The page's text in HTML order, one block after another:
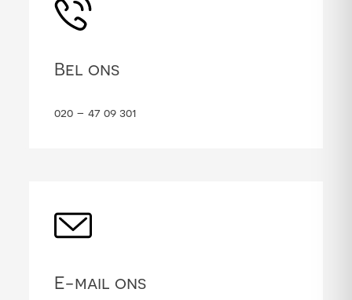
Bel ons
020 – 47 09 301
E-mail ons